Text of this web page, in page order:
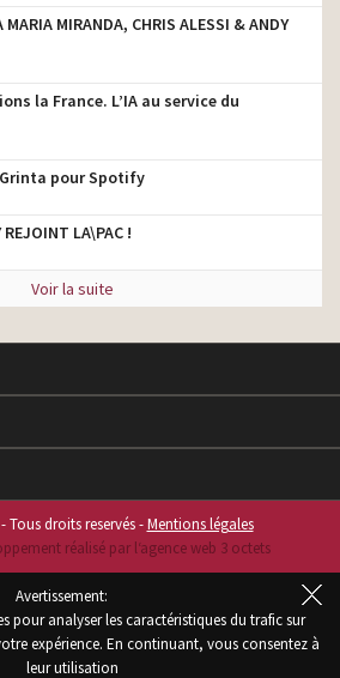
MARIA MIRANDA, CHRIS ALESSI & ANDY
la France. L’IA au service du
pour Spotify
REJOINT LA\PAC !
Voir la suite
droits reservés -Mentions légales
réalisé par l‘agence web 3 octets
Avertissement:
pour analyser les caractéristiques du trafic sur
expérience. En continuant, vous consentez à
leur utilisation